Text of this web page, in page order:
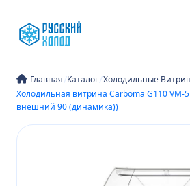
содержимому
Главная/Каталог/Холодильные
Холодильная витрина Carboma G110 VM-
внешний 90 (динамика))